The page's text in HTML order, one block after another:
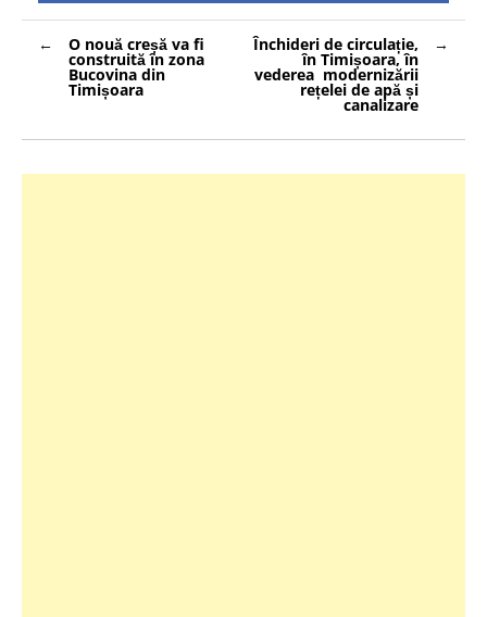
Navigare
în
articole
O nouă creșă va fi
construită în zona
Bucovina din
Timișoara
Închideri de circulație,
în Timișoara, în
vederea modernizării
rețelei de apă și
canalizare